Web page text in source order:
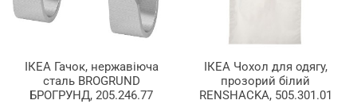
ІКЕА Гачок, нержавіюча
сталь BROGRUND
БРОГРУНД, 205.246.77
ІКЕА Чохол для одягу,
прозорий білий
RENSHACKA, 505.301.01